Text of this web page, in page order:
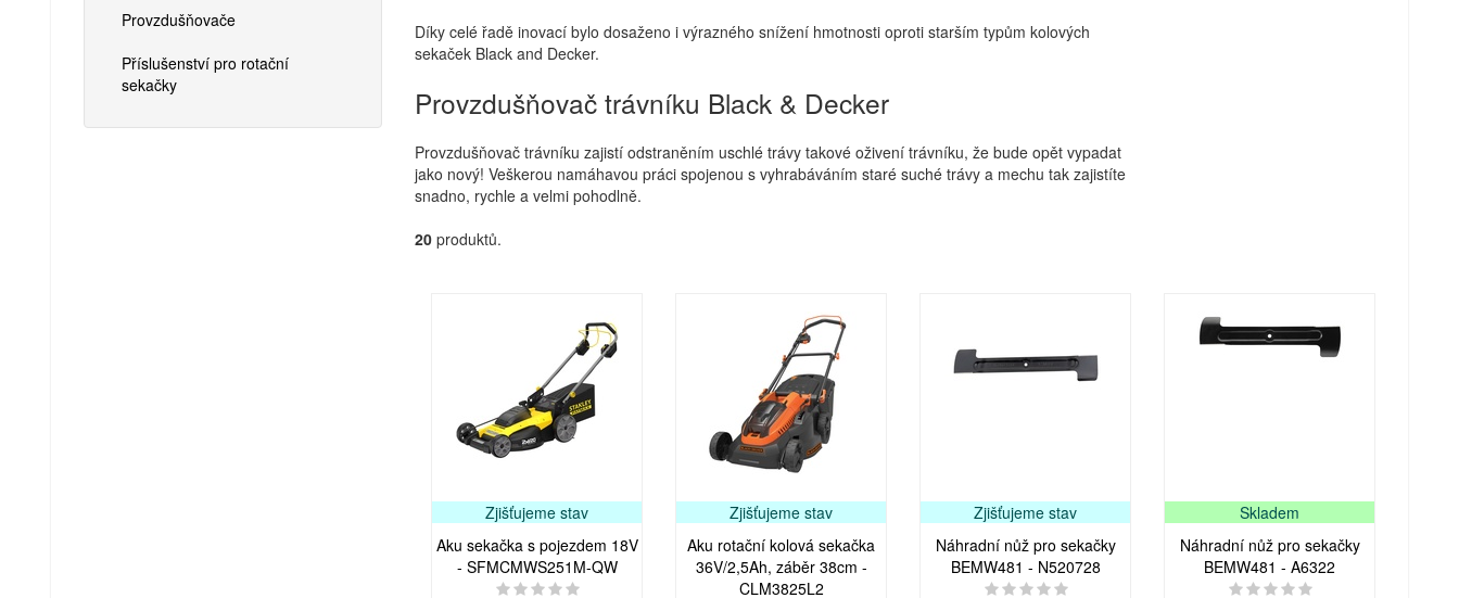
Provzdušňovače
Příslušenství pro rotační
sekačky
Díky celé řadě inovací bylo dosaženo i výrazného snížení hmotnosti oproti starším typům kolových
sekaček Black and Decker.
Provzdušňovač trávníku Black & Decker
Provzdušňovač trávníku zajistí odstraněním uschlé trávy takové oživení trávníku, že bude opět vypadat
jako nový! Veškerou namáhavou práci spojenou s vyhrabáváním staré suché trávy a mechu tak zajistíte
snadno, rychle a velmi pohodlně.
20 produktů.
Zjišťujeme stav
Aku sekačka s pojezdem 18V
- SFMCMWS251M-QW
Zjišťujeme stav
Aku rotační kolová sekačka
36V/2,5Ah, záběr 38cm -
CLM3825L2
Zjišťujeme stav
Náhradní nůž pro sekačky
BEMW481 - N520728
Skladem
Náhradní nůž pro sekačky
BEMW481 - A6322